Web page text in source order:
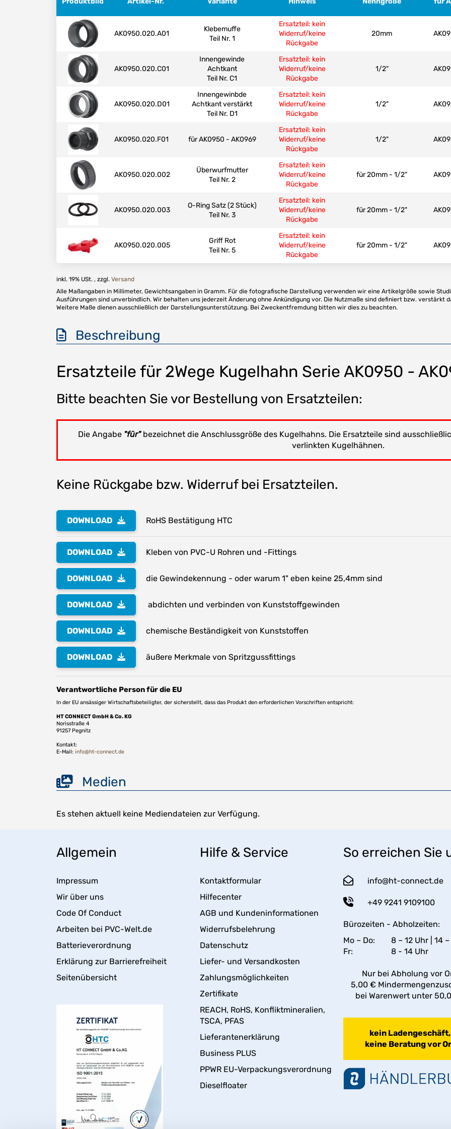
AK0950.020.A01
Klebemuffe
Teil Nr. 1
Ersatzteil: kein
Widerruf/keine
Rückgabe
20mm
AK0950.020.C01
Innengewinde
Achtkant
Teil Nr. C1
Ersatzteil: kein
Widerruf/keine
Rückgabe
1/2"
AK0950.020.D01
Innengewinbde
Achtkant verstärkt
Teil Nr. D1
Ersatzteil: kein
Widerruf/keine
Rückgabe
1/2"
AK0950.020.F01 für AK0950 - AK0969
Ersatzteil: kein
Widerruf/keine
Rückgabe
1/2"
AK0950.020.002
Überwurfmutter
Teil Nr. 2
Ersatzteil: kein
Widerruf/keine
Rückgabe
für 20mm - 1/2"
AK0950.020.003
O-Ring Satz (2 Stück)
Teil Nr. 3
Ersatzteil: kein
Widerruf/keine
Rückgabe
für 20mm - 1/2"
AK0950.020.005
Griff Rot
Teil Nr. 5
Ersatzteil: kein
Widerruf/keine
Rückgabe
für 20mm - 1/2"
inkl. 19% USt. , zzgl. Versand
Alle Maßangaben in Millimeter, Gewichtsangaben in Gramm. Für die fotografische Darstellung verwenden wir eine Artikelgröße sowie
Ausführungen sind unverbindlich. Wir behalten uns jederzeit Änderung ohne Ankündigung vor. Die Nutzmaße sind definiert bzw. verstärkt
Weitere Maße dienen ausschließlich der Darstellungsunterstützung. Bei Zweckentfremdung bitten wir dies zu beachten.
Beschreibung
Ersatzteile für 2Wege Kugelhahn Serie AK0950 -
Bitte beachten Sie vor Bestellung von Ersatzteilen:
Die Angabe "für"bezeichnet die Anschlussgröße des Kugelhahns. Die Ersatzteile sind
verlinkten Kugelhähnen.
Keine Rückgabe bzw. Widerruf bei Ersatzteilen.
DOWNLOAD RoHS Bestätigung HTC
DOWNLOAD Kleben von PVC-U Rohren und -Fittings
DOWNLOAD die Gewindekennung - oder warum 1" eben keine 25,4mm sind
DOWNLOAD abdichten und verbinden von Kunststoffgewinden
DOWNLOAD chemische Beständigkeit von Kunststoffen
DOWNLOAD äußere Merkmale von Spritzgussfittings
Verantwortliche Person für die EU
In der EU ansässiger Wirtschaftsbeteiligter, der sicherstellt, dass das Produkt den erforderlichen Vorschriften entspricht:
HT CONNECT GmbH & Co. KG
Norisstraße 4
91257 Pegnitz
Kontakt:
E-Mail: info@ht-connect.de
Medien
Es stehen aktuell keine Mediendateien zur Verfügung.
Allgemein
Impressum
Wir über uns
Code Of Conduct
Arbeiten bei PVC-Welt.de
Batterieverordnung
Erklärung zur Barrierefreiheit
Seitenübersicht
Hilfe & Service
Kontaktformular
Hilfecenter
AGB und Kundeninformationen
Widerrufsbelehrung
Datenschutz
Liefer- und Versandkosten
Zahlungsmöglichkeiten
Zertifikate
REACH, RoHS, Konfliktmineralien,
TSCA, PFAS
Lieferantenerklärung
Business PLUS
PPWR EU-Verpackungsverordnung
Dieselfloater
So erreichen Sie
info@ht-connect.de
+49 9241 9109100
Bürozeiten - Abholzeiten:
Mo – Do:
8 – 12 Uhr | 14
Fr:
8 - 14 Uhr
Nur bei Abholung vor
5,00 €
bei Warenwert unter
kein Ladengeschäft,
keine Beratung vor